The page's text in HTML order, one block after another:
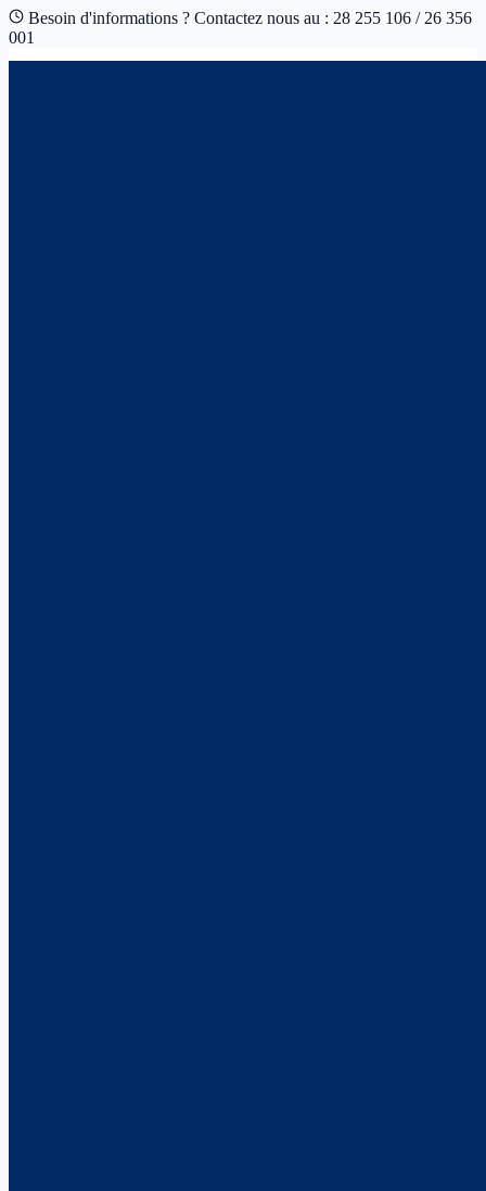
Besoin d'informations ? Contactez nous au : 28 255 106 / 26 356
001